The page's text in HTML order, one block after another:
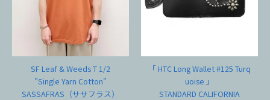
SF Leaf & Weeds T 1/2
"Single Yarn Cotton"
SASSAFRAS（ササフラス）
「 HTC Long Wallet #125 Turq
uoise 」
STANDARD CALIFORNIA